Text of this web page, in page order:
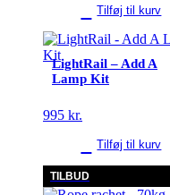
Tilføj til kurv
LightRail – Add A
Lamp Kit
995 kr.
Tilføj til kurv
TILBUD